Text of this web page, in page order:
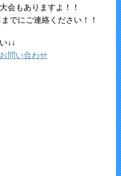
会もありますよ！！
でにご連絡ください！！
↓↓
お問い合わせ